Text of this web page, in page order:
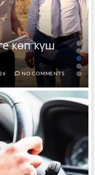
көп күш
NO COMMENTS